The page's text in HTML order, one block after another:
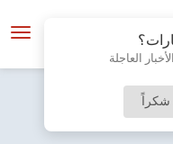
العاجلة
شكراً